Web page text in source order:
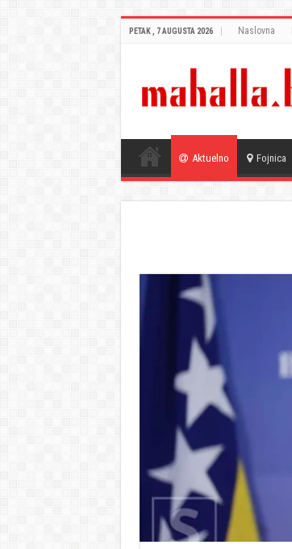
PETAK , 7 AUGUSTA 2026 Naslovna
Aktuelno Fojnica